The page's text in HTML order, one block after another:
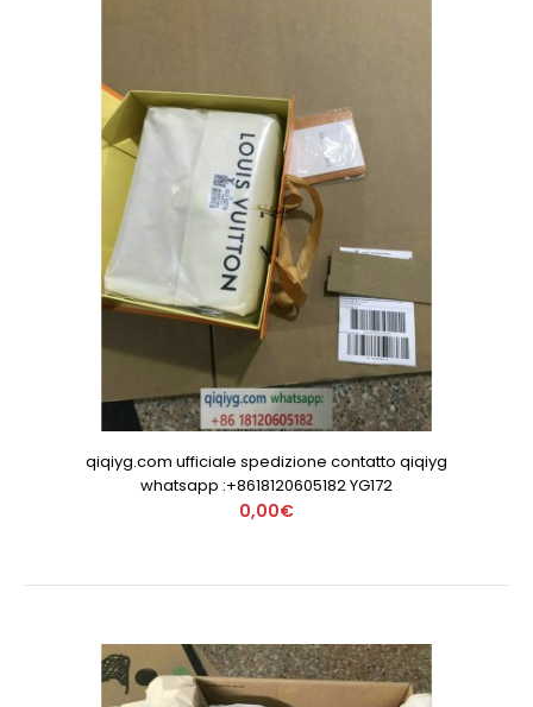
qiqiyg.com ufficiale spedizione contatto qiqiyg
whatsapp :+8618120605182 YG172
0,00€